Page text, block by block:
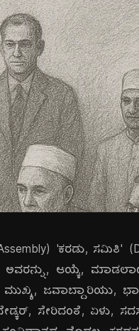
'ಕರಡು, ಸಮಿತಿ'
ಅವರನ್ನು, ಆಯ್ಕೆ,
ಜವಾಬ್ದಾರಿಯು,
ಸೇರಿದಂತೆ, ಏಳು,